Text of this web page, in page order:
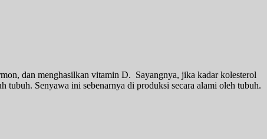
dan menghasilkan vitamin D. Sayangnya, jika kadar kolesterol
tubuh. Senyawa ini sebenarnya di produksi secara alami oleh tubuh.